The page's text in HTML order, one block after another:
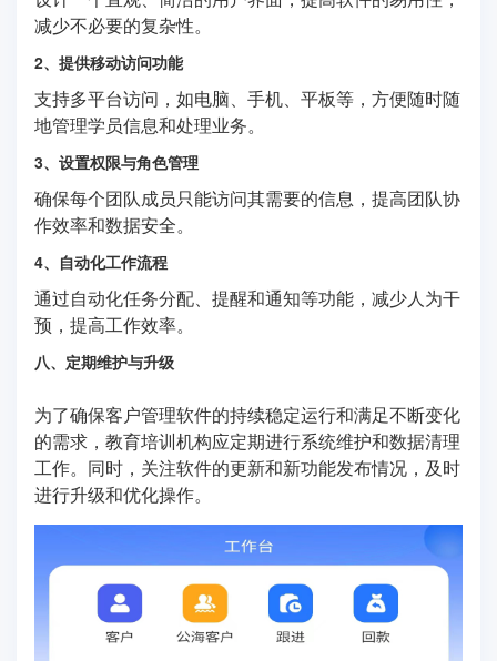
减少不必要的复杂性。
2、提供移动访问功能
支持多平台访问，如电脑、手机、平板等，方便随时随
地管理学员信息和处理业务。
3、设置权限与角色管理
确保每个团队成员只能访问其需要的信息，提高团队协
作效率和数据安全。
4、自动化工作流程
通过自动化任务分配、提醒和通知等功能，减少人为干
预，提高工作效率。
八、定期维护与升级
为了确保客户管理软件的持续稳定运行和满足不断变化
的需求，教育培训机构应定期进行系统维护和数据清理
工作。同时，关注软件的更新和新功能发布情况，及时
进行升级和优化操作。